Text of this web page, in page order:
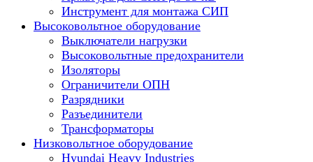
Инструмент для монтажа СИП
Высоковольтное оборудование
Выключатели нагрузки
Высоковольтные предохранители
Изоляторы
Ограничители ОПН
Разрядники
Разъединители
Трансформаторы
Низковольтное оборудование
Hyundai Heavy Industries